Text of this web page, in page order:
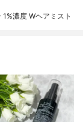
濃度 Wヘアミスト